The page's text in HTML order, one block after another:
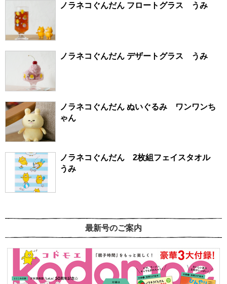
ノラネコぐんだん フロートグラス うみ
ノラネコぐんだん デザートグラス うみ
ノラネコぐんだん ぬいぐるみ ワンワンち
ゃん
ノラネコぐんだん 2枚組フェイスタオル
うみ
最新号のご案内